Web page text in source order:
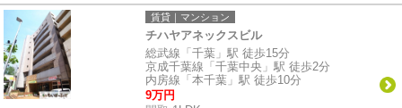
賃貸｜マンション
チハヤアネックスビル
総武線「千葉」駅 徒歩15分
京成千葉線「千葉中央」駅 徒歩2分
内房線「本千葉」駅 徒歩10分
9万円